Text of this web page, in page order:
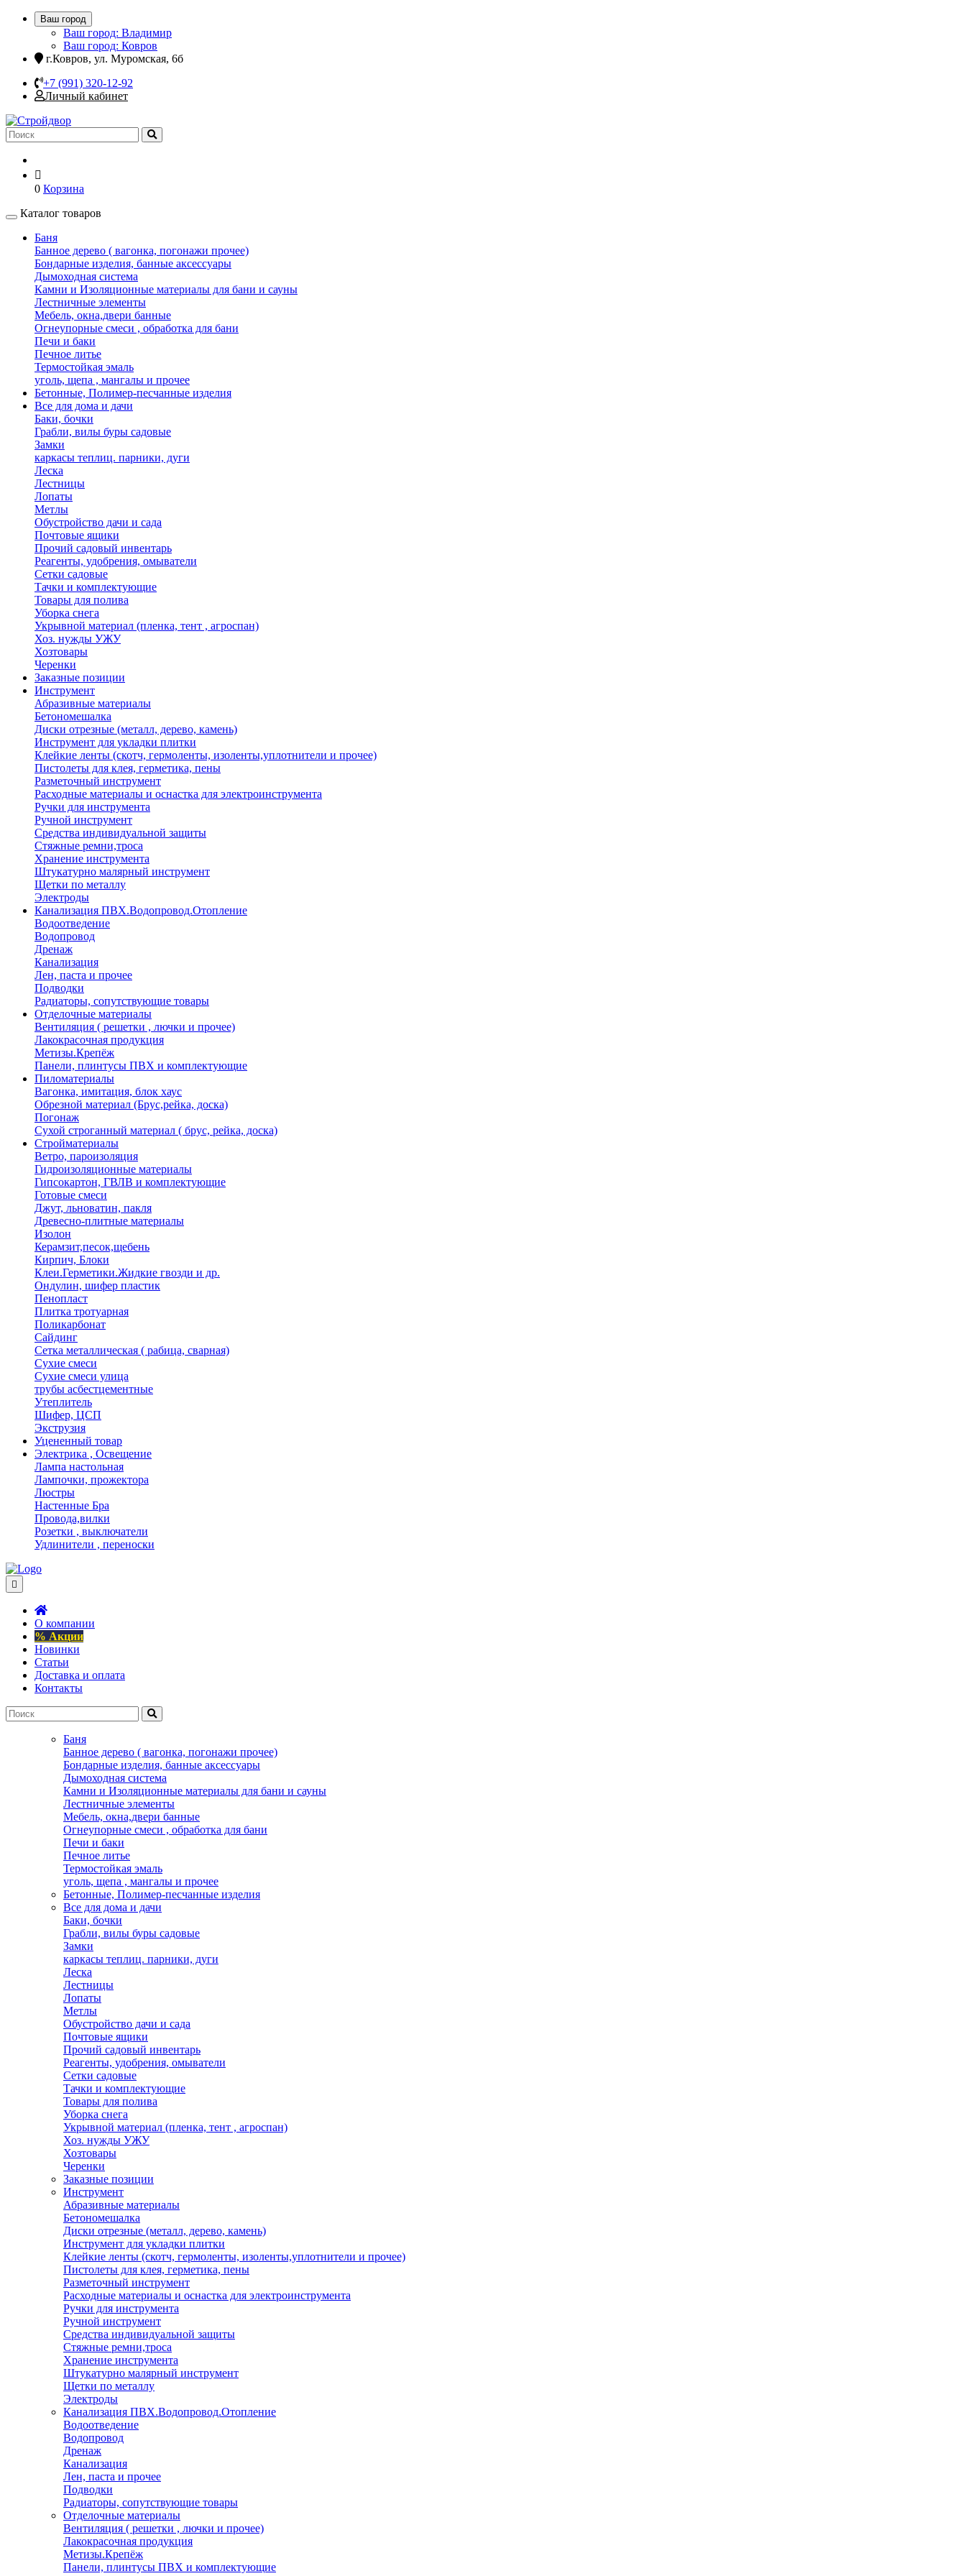
Ваш город
Ваш город: Владимир
Ваш город: Ковров
г.Ковров, ул. Муромская, 6б
+7 (991) 320-12-92
Личный кабинет
0 Корзина
Каталог товаров
Баня
Банное дерево ( вагонка, погонажи прочее)
Бондарные изделия, банные аксессуары
Дымоходная система
Камни и Изоляционные материалы для бани и сауны
Лестничные элементы
Мебель, окна,двери банные
Огнеупорные смеси , обработка для бани
Печи и баки
Печное литье
Термостойкая эмаль
уголь, щепа , мангалы и прочее
Бетонные, Полимер-песчанные изделия
Все для дома и дачи
Баки, бочки
Грабли, вилы буры садовые
Замки
каркасы теплиц. парники, дуги
Леска
Лестницы
Лопаты
Метлы
Обустройство дачи и сада
Почтовые ящики
Прочий садовый инвентарь
Реагенты, удобрения, омыватели
Сетки садовые
Тачки и комплектующие
Товары для полива
Уборка снега
Укрывной материал (пленка, тент , агроспан)
Хоз. нужды УЖУ
Хозтовары
Черенки
Заказные позиции
Инструмент
Абразивные материалы
Бетономешалка
Диски отрезные (металл, дерево, камень)
Инструмент для укладки плитки
Клейкие ленты (скотч, гермоленты, изоленты,уплотнители и прочее)
Пистолеты для клея, герметика, пены
Разметочный инструмент
Расходные материалы и оснастка для электроинструмента
Ручки для инструмента
Ручной инструмент
Средства индивидуальной защиты
Стяжные ремни,троса
Хранение инструмента
Штукатурно малярный инструмент
Щетки по металлу
Электроды
Канализация ПВХ.Водопровод.Отопление
Водоотведение
Водопровод
Дренаж
Канализация
Лен, паста и прочее
Подводки
Радиаторы, сопутствующие товары
Отделочные материалы
Вентиляция ( решетки , лючки и прочее)
Лакокрасочная продукция
Метизы.Крепёж
Панели, плинтусы ПВХ и комплектующие
Пиломатериалы
Вагонка, имитация, блок хаус
Обрезной материал (Брус,рейка, доска)
Погонаж
Сухой строганный материал ( брус, рейка, доска)
Стройматериалы
Ветро, пароизоляция
Гидроизоляционные материалы
Гипсокартон, ГВЛВ и комплектующие
Готовые смеси
Джут, льноватин, пакля
Древесно-плитные материалы
Изолон
Керамзит,песок,щебень
Кирпич, Блоки
Клеи.Герметики.Жидкие гвозди и др.
Ондулин, шифер пластик
Пенопласт
Плитка тротуарная
Поликарбонат
Сайдинг
Сетка металлическая ( рабица, сварная)
Сухие смеси
Сухие смеси улица
трубы асбестцементные
Утеплитель
Шифер, ЦСП
Экструзия
Уцененный товар
Электрика , Освещение
Лампа настольная
Лампочки, прожектора
Люстры
Настенные Бра
Провода,вилки
Розетки , выключатели
Удлинители , переноски
О компании
% Акции
Новинки
Статьи
Доставка и оплата
Контакты
Баня
Банное дерево ( вагонка, погонажи прочее)
Бондарные изделия, банные аксессуары
Дымоходная система
Камни и Изоляционные материалы для бани и сауны
Лестничные элементы
Мебель, окна,двери банные
Огнеупорные смеси , обработка для бани
Печи и баки
Печное литье
Термостойкая эмаль
уголь, щепа , мангалы и прочее
Бетонные, Полимер-песчанные изделия
Все для дома и дачи
Баки, бочки
Грабли, вилы буры садовые
Замки
каркасы теплиц. парники, дуги
Леска
Лестницы
Лопаты
Метлы
Обустройство дачи и сада
Почтовые ящики
Прочий садовый инвентарь
Реагенты, удобрения, омыватели
Сетки садовые
Тачки и комплектующие
Товары для полива
Уборка снега
Укрывной материал (пленка, тент , агроспан)
Хоз. нужды УЖУ
Хозтовары
Черенки
Заказные позиции
Инструмент
Абразивные материалы
Бетономешалка
Диски отрезные (металл, дерево, камень)
Инструмент для укладки плитки
Клейкие ленты (скотч, гермоленты, изоленты,уплотнители и прочее)
Пистолеты для клея, герметика, пены
Разметочный инструмент
Расходные материалы и оснастка для электроинструмента
Ручки для инструмента
Ручной инструмент
Средства индивидуальной защиты
Стяжные ремни,троса
Хранение инструмента
Штукатурно малярный инструмент
Щетки по металлу
Электроды
Канализация ПВХ.Водопровод.Отопление
Водоотведение
Водопровод
Дренаж
Канализация
Лен, паста и прочее
Подводки
Радиаторы, сопутствующие товары
Отделочные материалы
Вентиляция ( решетки , лючки и прочее)
Лакокрасочная продукция
Метизы.Крепёж
Панели, плинтусы ПВХ и комплектующие